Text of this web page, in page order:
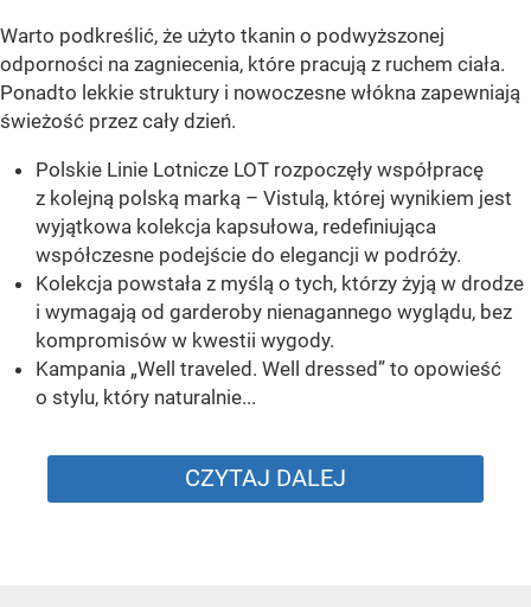
Warto podkreślić, że użyto tkanin o podwyższonej
odporności na zagniecenia, które pracują z ruchem ciała.
Ponadto lekkie struktury i nowoczesne włókna zapewniają
świeżość przez cały dzień.
Polskie Linie Lotnicze LOT rozpoczęły współpracę
z kolejną polską marką – Vistulą, której wynikiem jest
wyjątkowa kolekcja kapsułowa, redefiniująca
współczesne podejście do elegancji w podróży.
Kolekcja powstała z myślą o tych, którzy żyją w drodze
i wymagają od garderoby nienagannego wyglądu, bez
kompromisów w kwestii wygody.
Kampania „Well traveled. Well dressed” to opowieść
o stylu, który naturalnie...
CZYTAJ DALEJ